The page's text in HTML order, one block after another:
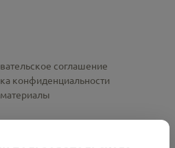
соглашение
конфиденциальности